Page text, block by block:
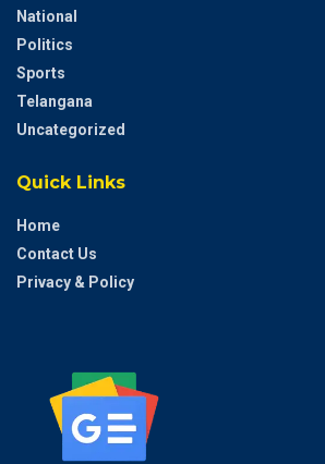
National
Politics
Sports
Telangana
Uncategorized
Quick Links
Home
Contact Us
Privacy & Policy